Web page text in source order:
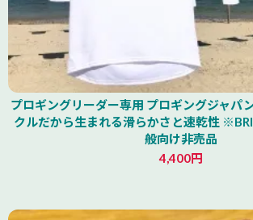
プロギングリーダー専用 プロギングジャパ
クルだから生まれる滑らかさと速乾性
般向け非売品
4,400円